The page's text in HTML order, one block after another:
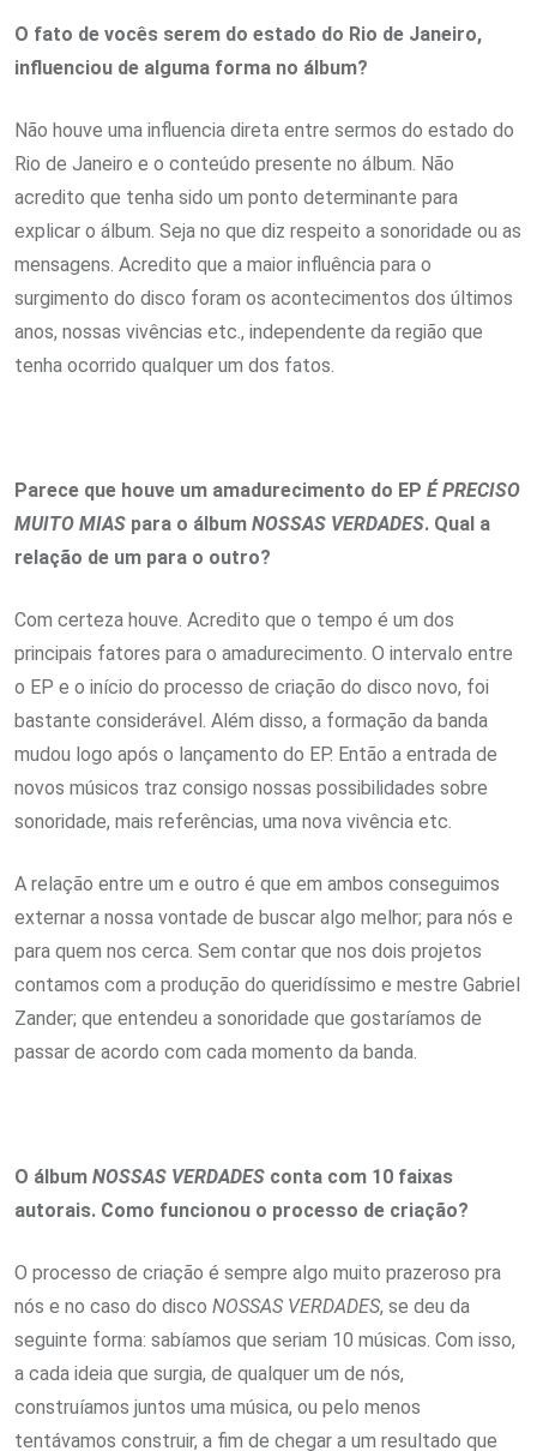
O fato de vocês serem do estado do Rio de Janeiro,
influenciou de alguma forma no álbum?
Não houve uma influencia direta entre sermos do estado do
Rio de Janeiro e o conteúdo presente no álbum. Não
acredito que tenha sido um ponto determinante para
explicar o álbum. Seja no que diz respeito a sonoridade ou as
mensagens. Acredito que a maior influência para o
surgimento do disco foram os acontecimentos dos últimos
anos, nossas vivências etc., independente da região que
tenha ocorrido qualquer um dos fatos.
Parece que houve um amadurecimento do EP É PRECISO
MUITO MIAS para o álbum NOSSAS VERDADES. Qual a
relação de um para o outro?
Com certeza houve. Acredito que o tempo é um dos
principais fatores para o amadurecimento. O intervalo entre
o EP e o início do processo de criação do disco novo, foi
bastante considerável. Além disso, a formação da banda
mudou logo após o lançamento do EP. Então a entrada de
novos músicos traz consigo nossas possibilidades sobre
sonoridade, mais referências, uma nova vivência etc.
A relação entre um e outro é que em ambos conseguimos
externar a nossa vontade de buscar algo melhor; para nós e
para quem nos cerca. Sem contar que nos dois projetos
contamos com a produção do queridíssimo e mestre Gabriel
Zander; que entendeu a sonoridade que gostaríamos de
passar de acordo com cada momento da banda.
O álbum NOSSAS VERDADES conta com 10 faixas
autorais. Como funcionou o processo de criação?
O processo de criação é sempre algo muito prazeroso pra
nós e no caso do disco NOSSAS VERDADES, se deu da
seguinte forma: sabíamos que seriam 10 músicas. Com isso,
a cada ideia que surgia, de qualquer um de nós,
construíamos juntos uma música, ou pelo menos
tentávamos construir, a fim de chegar a um resultado que